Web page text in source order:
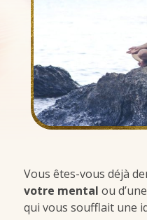
Vous êtes-vous déjà
votre mental ou d’une
qui vous soufflait une